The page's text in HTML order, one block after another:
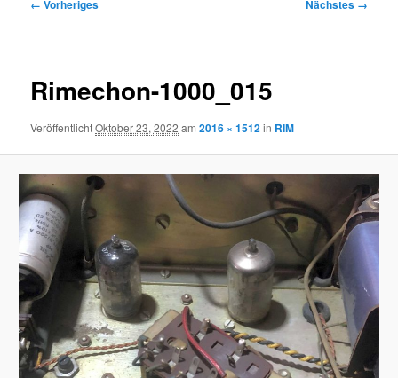
← Vorheriges Nächstes →
Rimechon-1000_015
VeröffentlichtOktober 23, 2022 am2016 × 1512in RIM